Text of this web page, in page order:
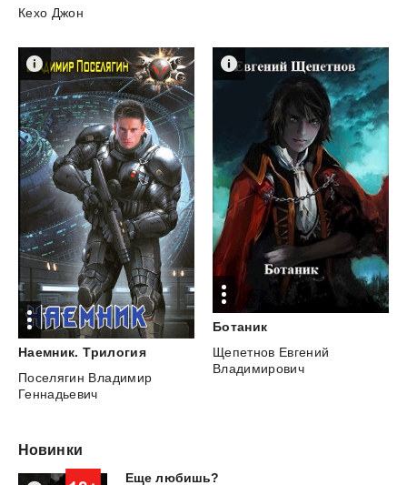
Кехо Джон
Наемник. Трилогия
Поселягин Владимир
Геннадьевич
Ботаник
Щепетнов Евгений
Владимирович
Новинки
Еще любишь?